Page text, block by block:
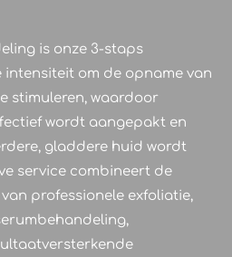
is onze 3-staps
om de opname van
stimuleren, waardoor
wordt aangepakt en
gladdere huid wordt
service combineert de
professionele exfoliatie,